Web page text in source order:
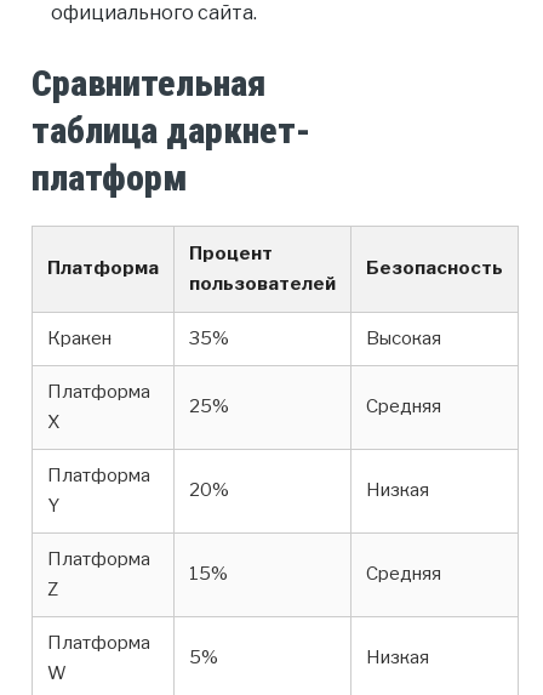
официального сайта.
Сравнительная
таблица даркнет-
платформ
Платформа
Процент
пользователей
Безопасность
Кракен 35% Высокая
Платформа
X
25% Средняя
Платформа
Y
20% Низкая
Платформа
Z
15% Средняя
Платформа
W
5% Низкая